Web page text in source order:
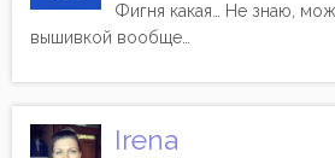
Фигня какая… Не знаю,
вышивкой вообще…
Irena